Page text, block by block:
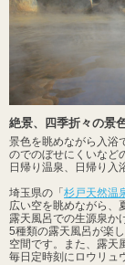
絶景、四季折々の景
景色を眺めながら入浴
のでのぼせにくいなど
日帰り温泉、日帰り入
埼玉県の「 杉戸天然温
広い空を眺めながら、
露天風呂での生源泉か
5種類の露天風呂が楽
空間です。また、露天
毎日定時刻にロウリュ